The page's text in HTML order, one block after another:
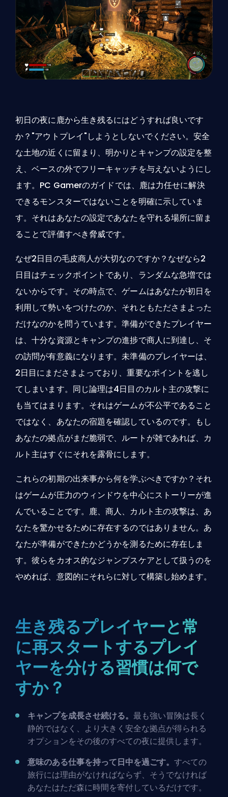
初日の夜に鹿から生き残るにはどうすれば良いです
か？"アウトプレイ"しようとしないでください。安全
な土地の近くに留まり、明かりとキャンプの設定を整
え、ベースの外でフリーキャッチを与えないようにし
ます。PC Gamerのガイドでは、鹿は力任せに解決
できるモンスターではないことを明確に示していま
す。それはあなたの設定であなたを守れる場所に留ま
ることで評価すべき脅威です。
なぜ2日目の毛皮商人が大切なのですか？なぜなら2
日目はチェックポイントであり、ランダムな急増では
ないからです。その時点で、ゲームはあなたが初日を
利用して勢いをつけたのか、それともたださまよった
だけなのかを問うています。準備ができたプレイヤー
は、十分な資源とキャンプの進捗で商人に到達し、そ
の訪問が有意義になります。未準備のプレイヤーは、
2日目にまださまよっており、重要なポイントを逃し
てしまいます。同じ論理は4日目のカルト主の攻撃に
も当てはまります。それはゲームが不公平であること
ではなく、あなたの宿題を確認しているのです。もし
あなたの拠点がまだ脆弱で、ルートが雑であれば、カ
ルト主はすぐにそれを露骨にします。
これらの初期の出来事から何を学ぶべきですか？それ
はゲームが圧力のウィンドウを中心にストーリーが進
んでいることです。鹿、商人、カルト主の攻撃は、あ
なたを驚かせるために存在するのではありません。あ
なたが準備ができたかどうかを測るために存在しま
す。彼らをカオス的なジャンプスケアとして扱うのを
やめれば、意図的にそれらに対して構築し始めます。
生き残るプレイヤーと常
に再スタートするプレイ
ヤーを分ける習慣は何で
すか？
キャンプを成長させ続ける。 最も強い冒険は長く
静的ではなく、より大きく安全な拠点が得られる
オプションをその後のすべての夜に提供します。
意味のある仕事を持って日中を過ごす。 すべての
旅行には理由がなければならず、そうでなければ
あなたはただ森に時間を寄付しているだけです。